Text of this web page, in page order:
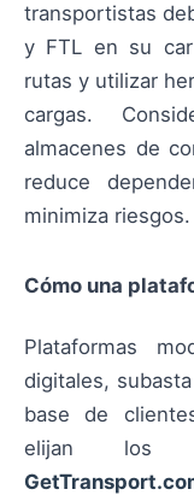
transportistas
y FTL en su
rutas y utilizar
cargas.
almacenes de
reduce
minimiza riesgos.
Cómo una
Plataformas
digitales,
base de
elijan los